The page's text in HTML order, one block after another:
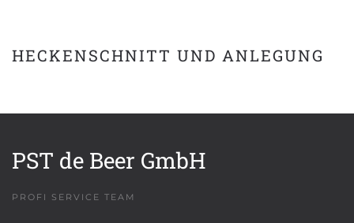
HECKENSCHNITT UND ANLEGUNG
PST de Beer GmbH
PROFI SERVICE TEAM